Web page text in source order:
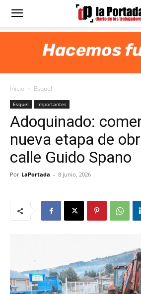
Diario
Portada
Inicio Esquel
Esquel Importantes
Adoquinado:
nueva etapa de
calle Guido Spano
Por LaPortada - 8 junio, 2026